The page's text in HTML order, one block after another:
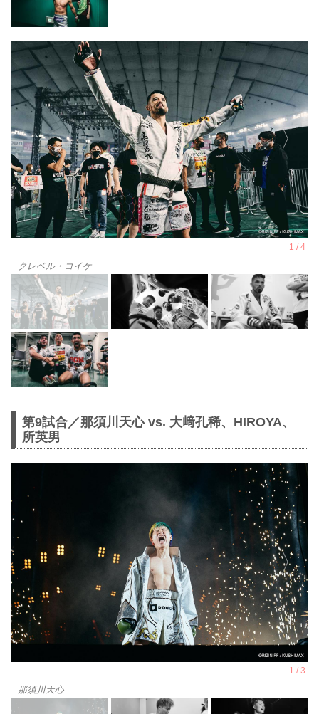
クレベル・コイケ
第9試合／那須川天心 vs. 大﨑孔稀、HIROYA、
所英男
那須川天心